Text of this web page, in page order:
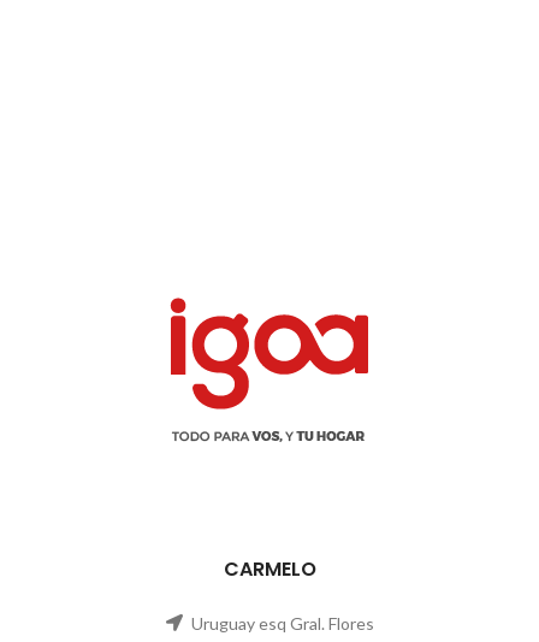
CARMELO
Uruguay esq Gral. Flores